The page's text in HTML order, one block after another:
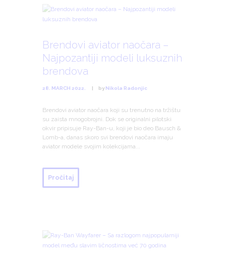
Brendovi aviator naočara –
Najpozantiji modeli luksuznih
brendova
28. MARCH 2022. byNikola Radonjic
Brendovi aviator naočara koji su trenutno na tržištu
su zaista mnogobrojni. Dok se originalni pilotski
okvir pripisuje Ray-Ban-u, koji je bio deo Bausch &
Lomb-a, danas skoro svi brendovi naočara imaju
aviator modele svojim kolekcijama...
Pročitaj